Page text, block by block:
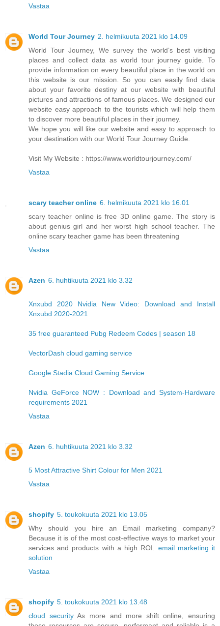
Vastaa
World Tour Journey 2. helmikuuta 2021 klo 14.09
World Tour Journey, We survey the world’s best visiting
places and collect data as world tour journey guide. To
provide information on every beautiful place in the world on
this website is our mission. So you can easily find data
about your favorite destiny at our website with beautiful
pictures and attractions of famous places. We designed our
website easy approach to the tourists which will help them
to discover more beautiful places in their journey.
We hope you will like our website and easy to approach to
your destination with our World Tour Journey Guide.
Visit My Website : https://www.worldtourjourney.com/
Vastaa
scary teacher online 6. helmikuuta 2021 klo 16.01
scary teacher online is free 3D online game. The story is
about genius girl and her worst high school teacher. The
online scary teacher game has been threatening
Vastaa
Azen 6. huhtikuuta 2021 klo 3.32
Xnxubd 2020 Nvidia New Video: Download and Install
Xnxubd 2020-2021
35 free guaranteed Pubg Redeem Codes | season 18
VectorDash cloud gaming service
Google Stadia Cloud Gaming Service
Nvidia GeForce NOW : Download and System-Hardware
requirements 2021
Vastaa
Azen 6. huhtikuuta 2021 klo 3.32
5 Most Attractive Shirt Colour for Men 2021
Vastaa
shopify 5. toukokuuta 2021 klo 13.05
Why should you hire an Email marketing company?
Because it is of the most cost-effective ways to market your
services and products with a high ROI. email marketing it
solution
Vastaa
shopify 5. toukokuuta 2021 klo 13.48
cloud securityAs more and more shift online, ensuring